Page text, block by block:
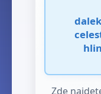
Zde